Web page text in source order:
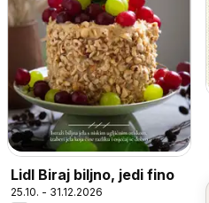
Lidl Biraj biljno, jedi fino
25.10. - 31.12.2026